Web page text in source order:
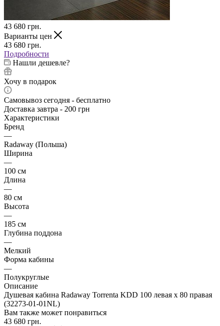
43 680 грн.
Варианты цен
43 680 грн.
Подробности
Нашли дешевле?
Хочу в подарок
Самовывоз сегодня - бесплатно
Доставка завтра - 200 грн
Характеристики
Бренд
—
Radaway (Польша)
Ширина
—
100 см
Длина
—
80 см
Высота
—
185 см
Глубина поддона
—
Мелкий
Форма кабины
—
Полукруглые
Описание
Душевая кабина Radaway Torrenta KDD 100 левая x 80 правая
(32273-01-01NL)
Вам также может понравиться
43 680 грн.